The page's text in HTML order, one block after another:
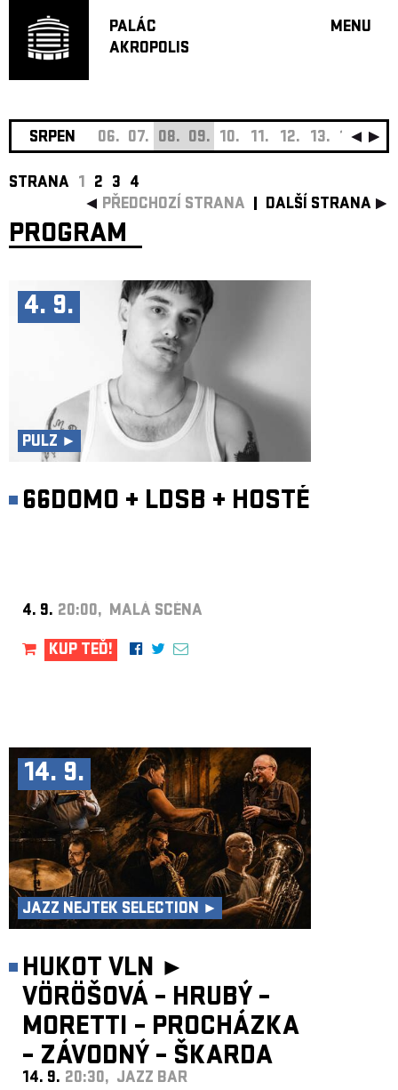
PALÁC
AKROPOLIS
MENU
JAZZ
HUDBA
SRPEN 06. 07. 08. 09. 10. 11. 12. 13. 14. 15.
STRANA 1 2 3 4
PŘEDCHOZÍ STRANA
DALŠÍ STRANA
PROGRAM
4. 9.
PULZ ►
66DOMO + LDSB + HOSTÉ
4. 9. 20:00, MALÁ SCÉNA
KUP TEĎ!
14. 9.
JAZZ NEJTEK SELECTION ►
HUKOT VLN ►
VÖRÖŠOVÁ – HRUBÝ –
MORETTI – PROCHÁZKA
– ZÁVODNÝ – ŠKARDA
14. 9. 20:30, JAZZ BAR